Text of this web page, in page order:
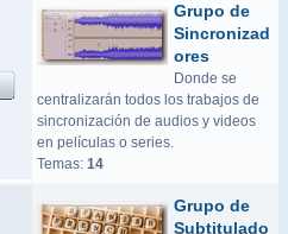
Grupo de
Sincronizad
ores
Donde se
centralizarán todos los trabajos de
sincronización de audios y videos
en películas o series.
Temas: 14
Grupo de
Subtitulado